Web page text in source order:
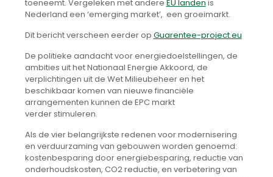
toeneemt. Vergeleken met andere EU landen is
Nederland een ‘emerging market’, een groeimarkt.
Dit bericht verscheen eerder op Guarentee-project.eu
De politieke aandacht voor energiedoelstellingen, de
ambities uit het Nationaal Energie Akkoord, de
verplichtingen uit de Wet Milieubeheer en het
beschikbaar komen van nieuwe financiële
arrangementen kunnen de EPC markt
verder stimuleren.
Als de vier belangrijkste redenen voor modernisering
en verduurzaming van gebouwen worden genoemd:
kostenbesparing door energiebesparing, reductie van
onderhoudskosten, CO2 reductie, en verbetering van